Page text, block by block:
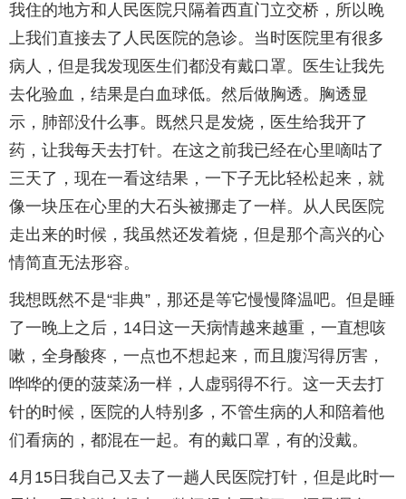
我住的地方和人民医院只隔着西直门立交桥，所以晚
上我们直接去了人民医院的急诊。当时医院里有很多
病人，但是我发现医生们都没有戴口罩。医生让我先
去化验血，结果是白血球低。然后做胸透。胸透显
示，肺部没什么事。既然只是发烧，医生给我开了
药，让我每天去打针。在这之前我已经在心里嘀咕了
三天了，现在一看这结果，一下子无比轻松起来，就
像一块压在心里的大石头被挪走了一样。从人民医院
走出来的时候，我虽然还发着烧，但是那个高兴的心
情简直无法形容。
我想既然不是“非典”，那还是等它慢慢降温吧。但是睡
了一晚上之后，14日这一天病情越来越重，一直想咳
嗽，全身酸疼，一点也不想起来，而且腹泻得厉害，
哗哗的便的菠菜汤一样，人虚弱得不行。这一天去打
针的时候，医院的人特别多，不管生病的人和陪着他
们看病的，都混在一起。有的戴口罩，有的没戴。
4月15日我自己又去了一趟人民医院打针，但是此时一